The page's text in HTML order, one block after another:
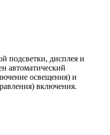
подсветки, дисплея и
автоматический
освещения) и
включения.